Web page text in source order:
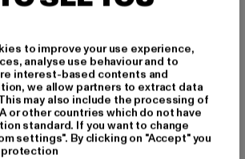
100% Baumwolle, 80%
GmbH |info@tbint.de
Straße 7 | 64372 Ober-Ramstadt |
to improve your use experience,
analyse use behaviour and to
interest-based contents and
we allow partners to extract data
may also include the processing of
or other countries which do not have
standard. If you want to change
settings". By clicking on "Accept" you
protection